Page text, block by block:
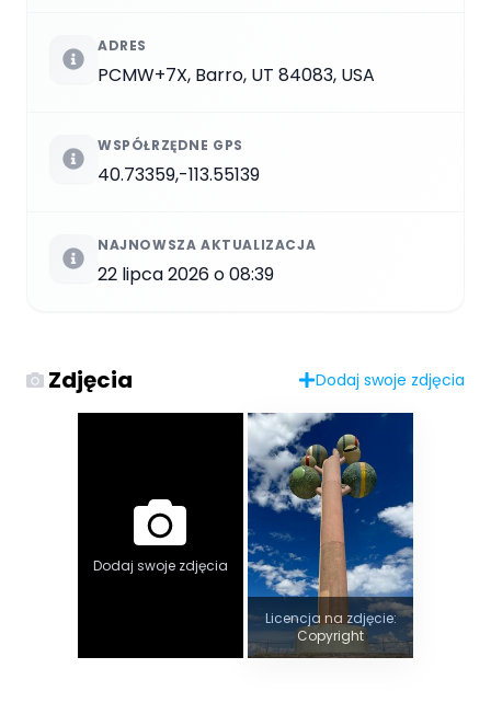
ADRES
PCMW+7X, Barro, UT 84083, USA
WSPÓŁRZĘDNE GPS
40.73359,-113.55139
NAJNOWSZA AKTUALIZACJA
22 lipca 2026 o 08:39
Zdjęcia Dodaj swoje zdjęcia
Dodaj swoje zdjęcia
Licencja na zdjęcie:
Copyright